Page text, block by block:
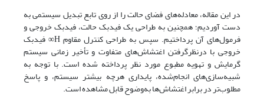
در این مقاله، معادله‌های فضای حالت را از روی تابع تبدیل سیستمی به
دست آوردیم؛ همچنین به طراحی یک فیدبک حالت، فیدبک خروجی و
فرمول‌های آن پرداختیم. سپس به طراحی کنترل مقاوم H∞ فیدبک
خروجی با در‌نظر‌گرفتن اغتشا‌ش‌های متفاوت و تأخیر زمانی سیستم
گرمایش و تهویه مطبوع مورد نظر پرداخته شده است. با توجه به
شبیه‌سازی‌های انجام‌شده، پایداری هرچه بیشتر سیستم، و پاسخ
مطلوب‌تر در برابر اغتشاش‌ها به‌وضوح قابل مشاهده است.